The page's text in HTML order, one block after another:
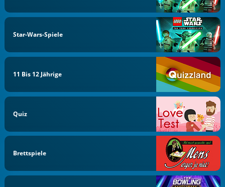
Star-Wars-Spiele
11 Bis 12 Jährige
Quiz
Brettspiele